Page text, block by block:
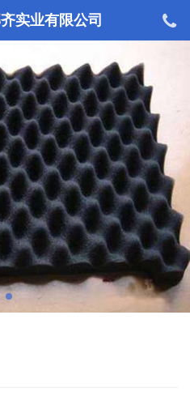
实业有限公司